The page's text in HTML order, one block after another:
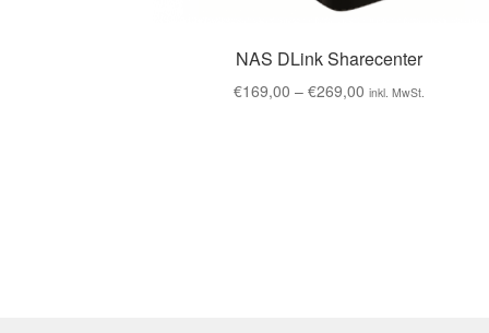
NAS DLink Sharecenter
€169,00 –€269,00 inkl. MwSt.